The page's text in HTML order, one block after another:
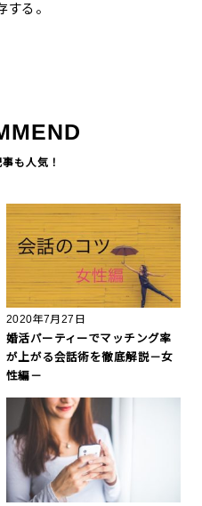
る。
2020年7月27日
婚活パーティーでマッチング率
が上がる会話術を徹底解説－女
性編－